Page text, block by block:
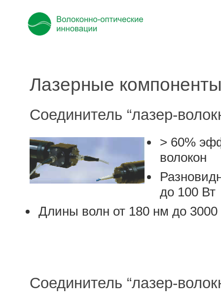
Лазерные
Соединитель “лазер-
> 60%
волокон
до 100 Вт
Длины волн от 180 нм до
Соединитель “лазер-